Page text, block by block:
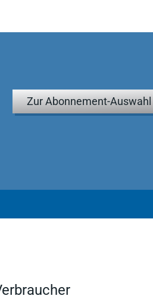
Zur Abonnement-Auswahl